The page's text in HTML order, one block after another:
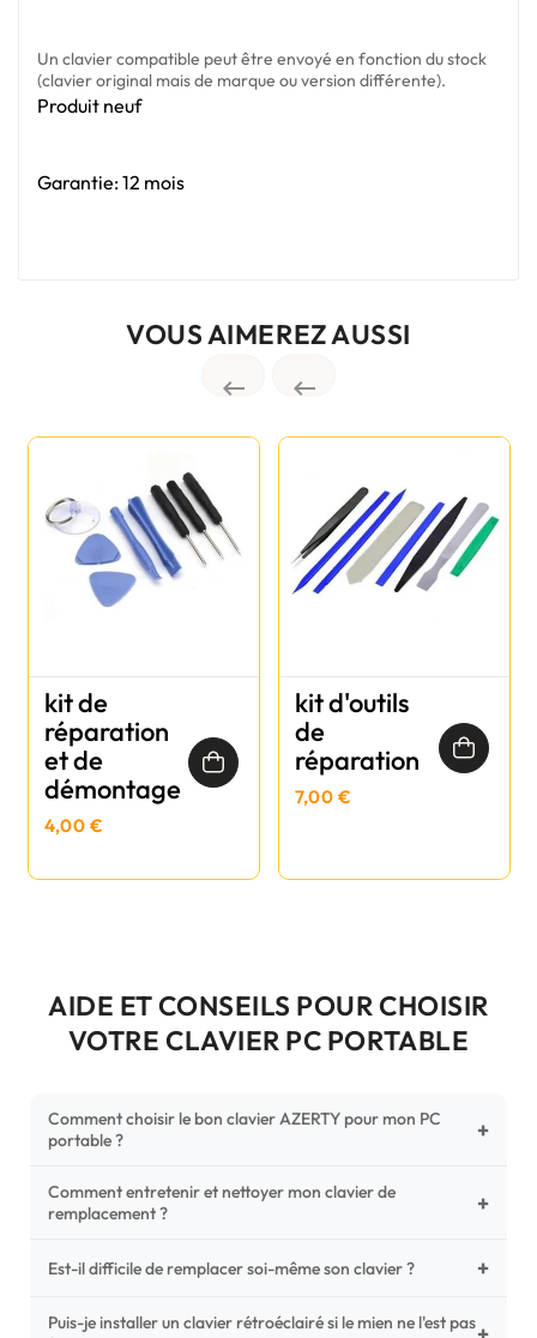
Un clavier compatible peut être envoyé en fonction du stock
(clavier original mais de marque ou version différente).
Produit neuf
Garantie: 12 mois
VOUS AIMEREZ AUSSI
 
kit de
réparation
et de
démontage
4,00 €
kit d'outils
de
réparation
7,00 €
AIDE ET CONSEILS POUR CHOISIR
VOTRE CLAVIER PC PORTABLE
Comment choisir le bon clavier AZERTY pour mon PC
portable ?
+
Pour ne pas vous tromper, vérifiez trois points critiques sur
votre clavier d'origine : la disposition (AZERTY Français), la
photos HD) et l'emplacement des fixations (vis ou clips) au
Comment entretenir et nettoyer mon clavier de
remplacement ?
+
Un entretien régulier prolonge la vie de vos touches.
poussières sous les mécanismes. Pour le nettoyage,
Est-il difficile de remplacer soi-même son clavier ? +
C'est une réparation accessible et très économique ! La
Puis-je installer un clavier rétroéclairé si le mien ne l'est pas